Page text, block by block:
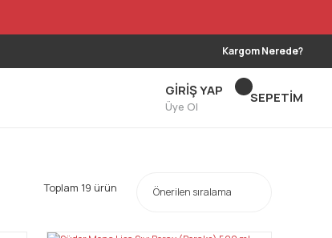
Kargom Nerede?
GİRİŞ YAP
Üye Ol
SEPETİM
Toplam 19 ürün